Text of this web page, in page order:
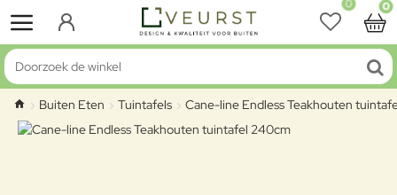
0 0
Doorzoek de winkel
home
Buiten Eten Tuintafels Cane-line Endless Teakhouten